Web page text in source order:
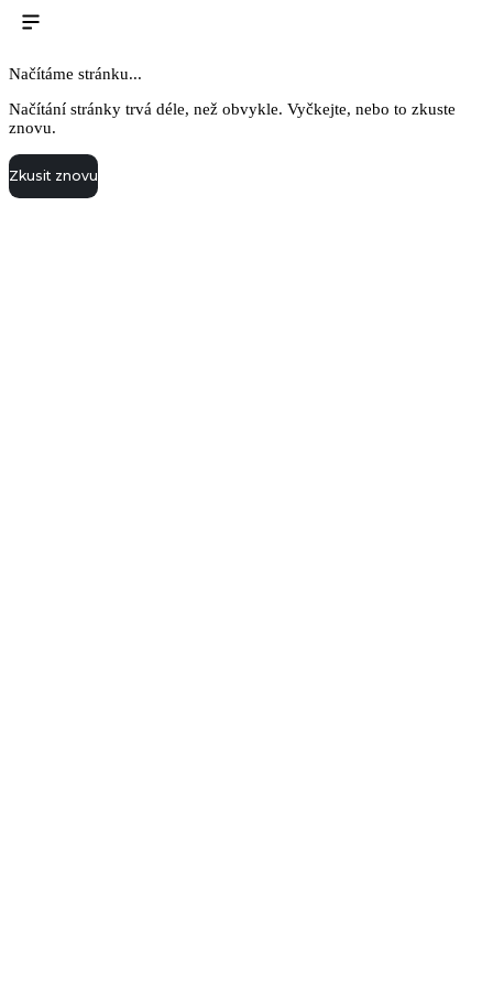
Načítáme stránku...
Načítání stránky trvá déle, než obvykle. Vyčkejte, nebo to zkuste
znovu.
Zkusit znovu